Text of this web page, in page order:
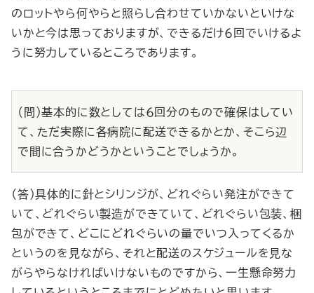
のロットやら何やらと照らし合わせていかないといけな
いかと今は思っておりますが、できるだけ６回でいけるよ
うに努力しているところであります。
（問）基本的に数としては６回分のもので確保はしてい
て、ただ実際に各病院に配送できるかとか、そこら辺
で間に合うかどうかということでしょうか。
（答）具体的に針とシリンジが、どれぐらい発注ができて
いて、どれぐらい製造ができていて、どれぐらい包装、梱
包ができて、どこにどれぐらいの量でいつ入ってくるか
というのを見ながら、それと配送のスケジュールを見な
がらやらなければいけないものですから、一生懸命努力